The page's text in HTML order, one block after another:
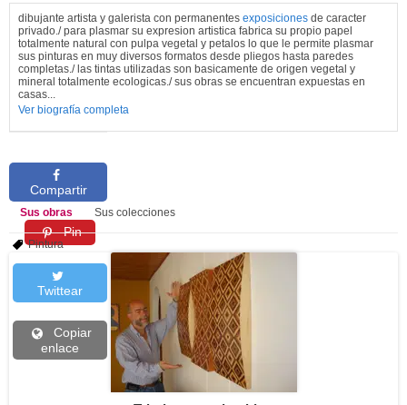
dibujante artista y galerista con permanentes exposiciones de caracter
privado./ para plasmar su expresion artistica fabrica su propio papel
totalmente natural con pulpa vegetal y petalos lo que le permite plasmar
sus pinturas en muy diversos formatos desde pliegos hasta paredes
completas./ las tintas utilizadas son basicamente de origen vegetal y
mineral totalmente ecologicas./ sus obras se encuentran expuestas en
casas...
Ver biografía completa
Compartir
Pin
Twittear
Copiar
enlace
Sus obras Sus colecciones
Pintura